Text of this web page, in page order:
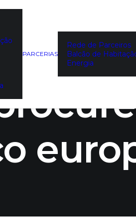
PARCERIAS
Rede de Parceiros
Balcão de
Energia